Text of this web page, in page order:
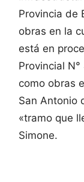
Provincia de
obras en la
está en
Provincial
como obras
San Antonio
«tramo que
Simone.